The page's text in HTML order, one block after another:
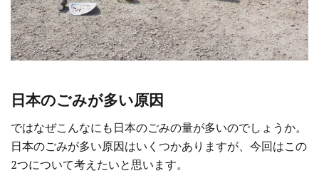
日本のごみが多い原因
ではなぜこんなにも日本のごみの量が多いのでしょうか。
日本のごみが多い原因はいくつかありますが、今回はこの
2つについて考えたいと思います。